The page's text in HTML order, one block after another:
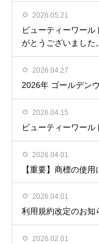
2026.05.21
ビューティーワール
がとうございました。
2026.04.27
2026年 ゴールデン
2026.04.15
ビューティーワー
2026.04.01
【重要】商標の使
2026.04.01
利用規約改定のお知
2026.02.01